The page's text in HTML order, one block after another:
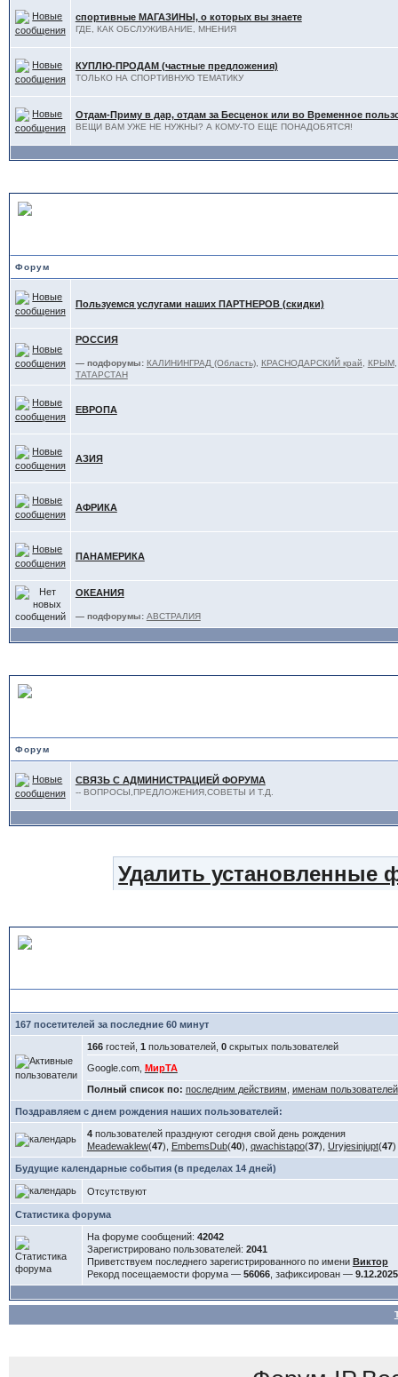
спортивные МАГАЗИНЫ, о которых вы знаете
ГДЕ, КАК ОБСЛУЖИВАНИЕ, МНЕНИЯ
КУПЛЮ-ПРОДАМ (частные предложения)
ТОЛЬКО НА СПОРТИВНУЮ ТЕМАТИКУ
Отдам-Приму в дар, отдам за Бесценок или во Временное
ВЕЩИ ВАМ УЖЕ НЕ НУЖНЫ? А КОМУ-ТО ЕЩЕ ПОНАДОБЯТСЯ!
Форум
Пользуемся услугами наших ПАРТНЕРОВ (скидки)
РОССИЯ
— подфорумы: КАЛИНИНГРАД (Область), КРАСНОДАРСКИЙ край КРЫМ
ТАТАРСТАН
ЕВРОПА
АЗИЯ
АФРИКА
ПАНАМЕРИКА
ОКЕАНИЯ
— подфорумы: АВСТРАЛИЯ
Форум
СВЯЗЬ С АДМИНИСТРАЦИЕЙ ФОРУМА
-- ВОПРОСЫ,ПРЕДЛОЖЕНИЯ,СОВЕТЫ И Т.Д.
Удалить установленные
167 посетителей за последние 60 минут
166гостей, 1 пользователей, 0скрытых пользователей
Google.com, МирТА
Полный список по: последним действиям именам пользователей
Поздравляем с днем рождения наших пользователей:
4пользователей празднуют сегодня свой день рождения
Meadewaklew(47), EmbemsDub(40), qwachistapo(37), Uryjesinjupt(47)
Будущие календарные события (в пределах 14 дней)
Отсутствуют
Статистика форума
На форуме сообщений: 42042
Зарегистрировано пользователей: 2041
Приветствуем последнего зарегистрированного по имени Виктор
Рекорд посещаемости форума — 56066, зафиксирован —